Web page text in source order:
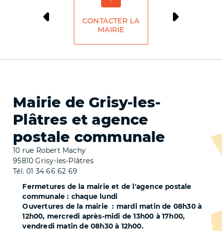
CONTACTER LA
MAIRIE
Mairie de Grisy-les-
Plâtres et agence
postale communale
10 rue Robert Machy
95810 Grisy-les-Plâtres
Tél. 01 34 66 62 69
Fermetures de la mairie et de l'agence postale
communale : chaque lundi
Ouvertures de la mairie : mardi matin de 08h30 à
12h00, mercredi après-midi de 13h00 à 17h00,
vendredi matin de 08h30 à 12h00.